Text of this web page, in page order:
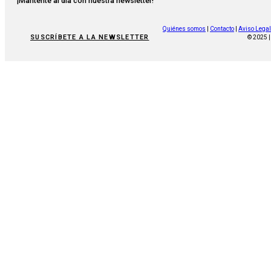
SUSCRÍBETE A LA NEWSLETTER
Quiénes somos Contacto
Aviso Legal
© 2025